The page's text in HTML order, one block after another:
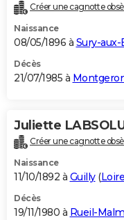
Créer une cagnotte
Naissance
08/05/1896 à Sury-aux-
Décès
21/07/1985 à
Juliette
Créer une cagnotte
Naissance
11/10/1892 à Guilly(
Décès
19/11/1980 à Rueil-